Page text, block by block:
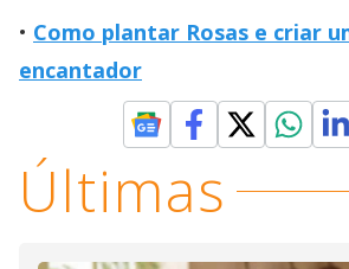
Como plantar Rosas e criar
encantador
Últimas